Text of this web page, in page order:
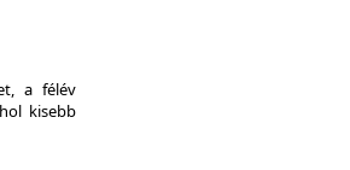
a félév
kisebb